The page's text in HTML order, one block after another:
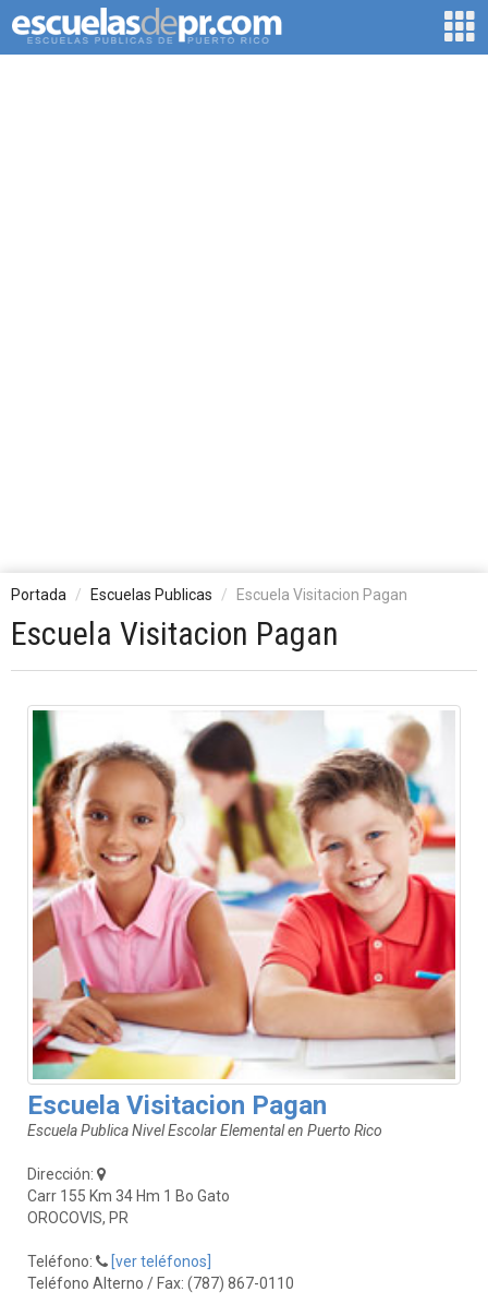
Portada Escuelas Publicas Escuela Visitacion Pagan
Escuela Visitacion Pagan
Escuela Visitacion Pagan
Escuela Publica Nivel Escolar Elemental en Puerto Rico
Dirección:
Carr 155 Km 34 Hm 1 Bo Gato
OROCOVIS, PR
Teléfono:
[ver teléfonos]
Teléfono Alterno / Fax: (787) 867-0110